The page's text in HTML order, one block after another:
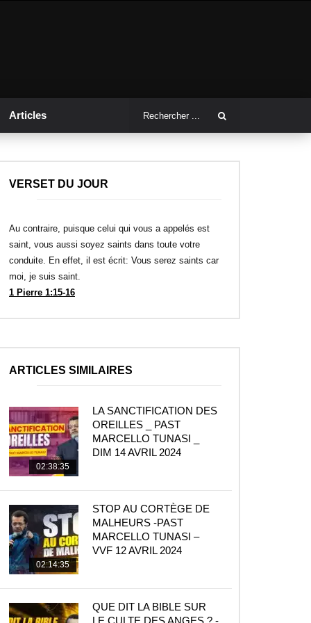
Articles
VERSET DU JOUR
Au contraire, puisque celui qui vous a appelés est
saint, vous aussi soyez saints dans toute votre
conduite. En effet, il est écrit: Vous serez saints car
moi, je suis saint.
1 Pierre 1:15-16
ARTICLES SIMILAIRES
02:38:35
LA SANCTIFICATION DES
OREILLES _ PAST
MARCELLO TUNASI _
DIM 14 AVRIL 2024
02:14:35
STOP AU CORTÈGE DE
MALHEURS -PAST
MARCELLO TUNASI –
VVF 12 AVRIL 2024
QUE DIT LA BIBLE SUR
LE CULTE DES ANGES ? -